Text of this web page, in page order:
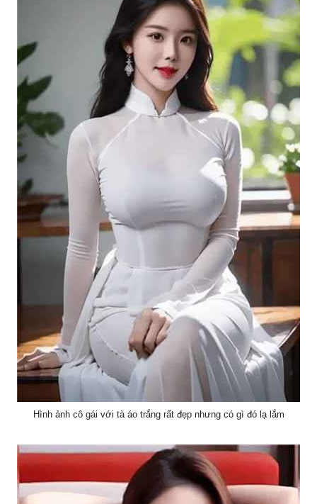
Hình ảnh cô gái với tà áo trắng rất đẹp nhưng có gì đó lạ lắm